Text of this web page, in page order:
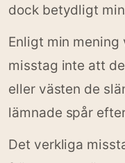
dock betydligt
Enligt min
misstag inte att
eller västen de
lämnade spår
Det verkliga